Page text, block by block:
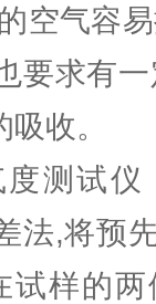
空气容
要求有
收。
测试仪
法,将预
试样的